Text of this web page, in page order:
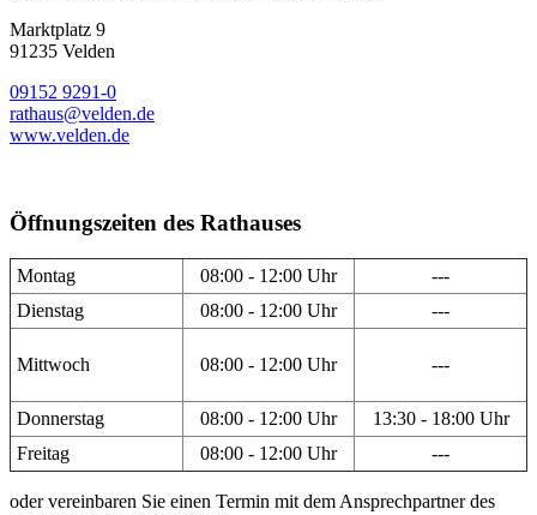
Marktplatz 9
91235 Velden
09152 9291-0
rathaus@velden.de
www.velden.de
Öffnungszeiten des Rathauses
Montag 08:00 - 12:00 Uhr
---
Dienstag
08:00 - 12:00 Uhr ---
Mittwoch 08:00 - 12:00 Uhr ---
Donnerstag 08:00 - 12:00 Uhr
13:30 - 18:00 Uhr
Freitag
08:00 - 12:00 Uhr ---
oder vereinbaren Sie einen Termin mit dem Ansprechpartner des